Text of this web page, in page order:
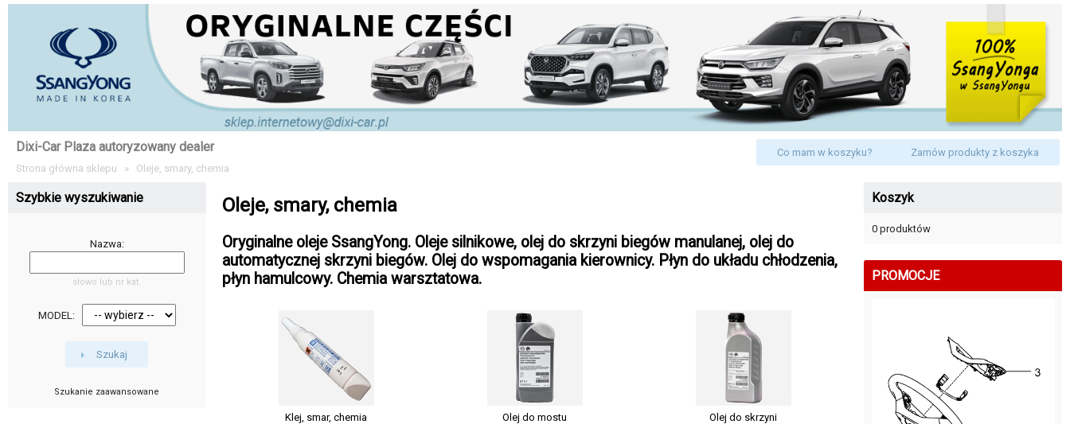
Dixi-Car Plaza autoryzowany dealer
Strona główna sklepu » Oleje, smary, chemia
Co mam w koszyku? Zamów produkty z koszyka
Oleje, smary, chemia
Oryginalne oleje SsangYong. Oleje silnikowe, olej do skrzyni biegów manulanej, olej do
automatycznej skrzyni biegów. Olej do wspomagania kierownicy. Płyn do układu chłodzenia,
płyn hamulcowy. Chemia warsztatowa.
Klej, smar, chemia Olej do mostu Olej do skrzyni
Szybkie wyszukiwanie
Nazwa:
słowo lub nr kat.
MODEL:
Szukaj
Szukanie zaawansowane
Koszyk
0 produktów
PROMOCJE